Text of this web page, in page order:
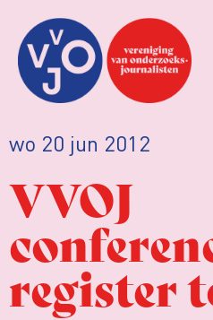
wo 20 jun 2012
VVOJ
register